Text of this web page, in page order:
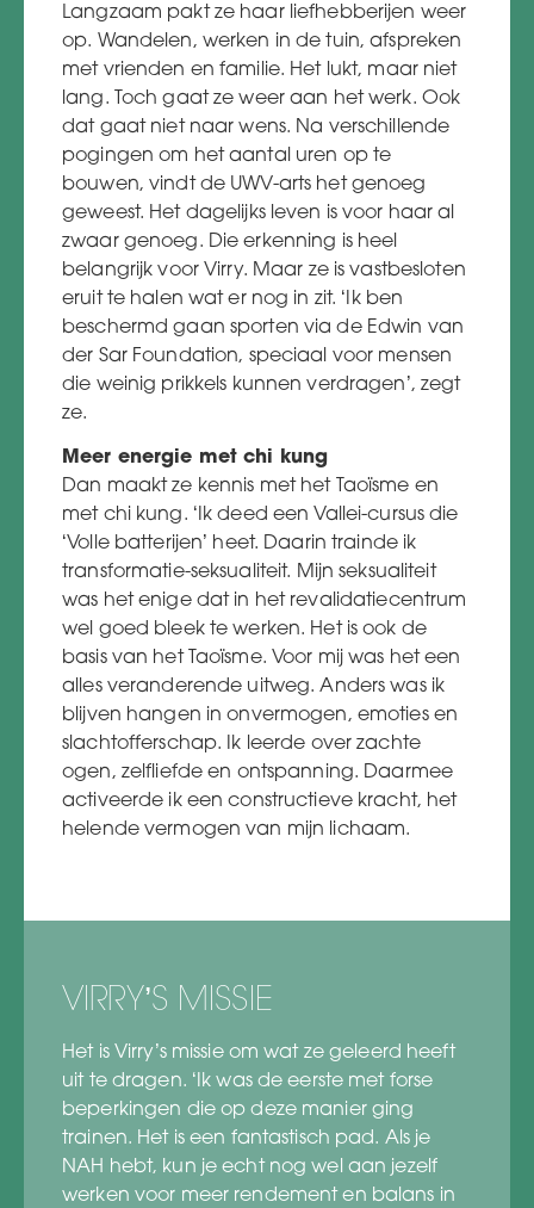
Langzaam pakt ze haar liefhebberijen weer
op. Wandelen, werken in de tuin, afspreken
met vrienden en familie. Het lukt, maar niet
lang. Toch gaat ze weer aan het werk. Ook
dat gaat niet naar wens. Na verschillende
pogingen om het aantal uren op te
bouwen, vindt de UWV-arts het genoeg
geweest. Het dagelijks leven is voor haar al
zwaar genoeg. Die erkenning is heel
belangrijk voor Virry. Maar ze is vastbesloten
eruit te halen wat er nog in zit. ‘Ik ben
beschermd gaan sporten via de Edwin van
der Sar Foundation, speciaal voor mensen
die weinig prikkels kunnen verdragen’, zegt
ze.
Meer energie met chi kung
Dan maakt ze kennis met het Taoïsme en
met chi kung. ‘Ik deed een Vallei-cursus die
‘Volle batterijen’ heet. Daarin trainde ik
transformatie-seksualiteit. Mijn seksualiteit
was het enige dat in het revalidatiecentrum
wel goed bleek te werken. Het is ook de
basis van het Taoïsme. Voor mij was het een
alles veranderende uitweg. Anders was ik
blijven hangen in onvermogen, emoties en
slachtofferschap. Ik leerde over zachte
ogen, zelfliefde en ontspanning. Daarmee
activeerde ik een constructieve kracht, het
helende vermogen van mijn lichaam.
VIRRY’S MISSIE
Het is Virry’s missie om wat ze geleerd heeft
uit te dragen. ‘Ik was de eerste met forse
beperkingen die op deze manier ging
trainen. Het is een fantastisch pad. Als je
NAH hebt, kun je echt nog wel aan jezelf
werken voor meer rendement en balans in